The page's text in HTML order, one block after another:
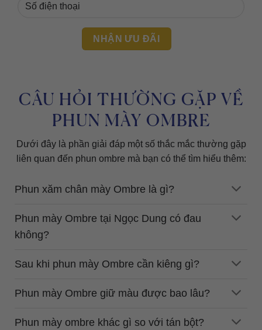
CÂU HỎI THƯỜNG GẶP VỀ
PHUN MÀY OMBRE
Dưới đây là phần giải đáp một số thắc mắc thường gặp
liên quan đến phun ombre mà bạn có thể tìm hiểu thêm:
Phun xăm chân mày Ombre là gì?
Phun mày Ombre tại Ngọc Dung có đau
không?
Sau khi phun mày Ombre cần kiêng gì?
Phun mày Ombre giữ màu được bao lâu?
Phun mày ombre khác gì so với tán bột?